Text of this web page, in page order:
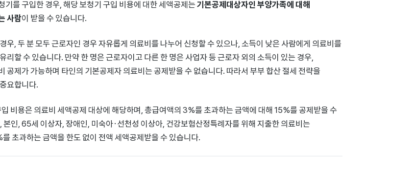
기를 구입한 경우, 해당 보청기 구입 비용에 대한 세액공제는기본공제대상자인 부양가족에 대해
사람이 받을 수 있습니다.
우, 두 분 모두 근로자인 경우 자유롭게 의료비를 나누어 신청할 수 있으나, 소득이 낮은 사람에게 의료비를
리할 수 있습니다. 만약 한 명은 근로자이고 다른 한 명은 사업자 등 근로자 외의 소득이 있는 경우,
공제가 가능하며 타인의 기본공제자 의료비는 공제받을 수 없습니다. 따라서 부부 합산 절세 전략을
요합니다.
비용은 의료비 세액공제 대상에 해당하며, 총급여액의 3%를 초과하는 금액에 대해 15%를 공제받을 수
본인, 65세 이상자, 장애인, 미숙아·선천성 이상아, 건강보험산정특례자를 위해 지출한 의료비는
초과하는 금액을 한도 없이 전액 세액공제받을 수 있습니다.